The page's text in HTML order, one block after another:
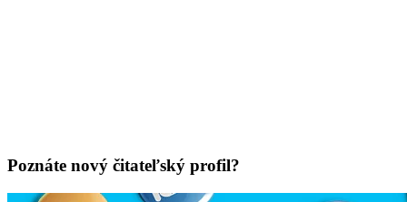
Poznáte nový čitateľský profil?